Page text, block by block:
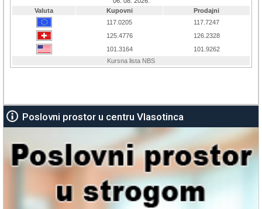
Poslovni prostor u centru Vlasotinca